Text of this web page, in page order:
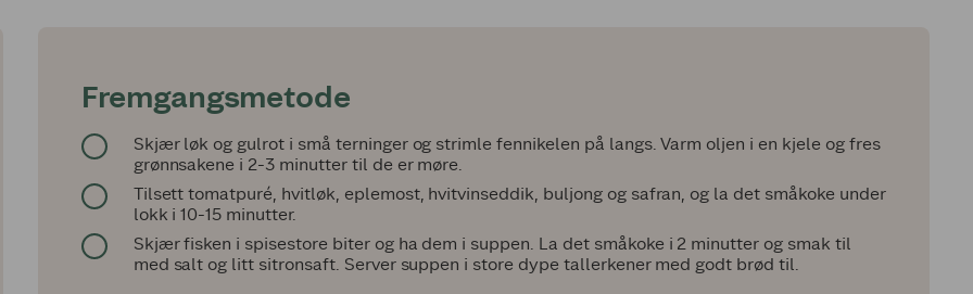
Fremgangsmetode
Skjær løk og gulrot i små terninger og strimle fennikelen på langs. Varm oljen i en kjele og fres
grønnsakene i 2-3 minutter til de er møre.
Tilsett tomatpuré, hvitløk, eplemost, hvitvinseddik, buljong og safran, og la det småkoke under
lokk i 10-15 minutter.
Skjær fisken i spisestore biter og ha dem i suppen. La det småkoke i 2 minutter og smak til
med salt og litt sitronsaft. Server suppen i store dype tallerkener med godt brød til.